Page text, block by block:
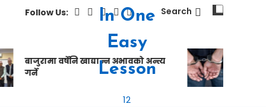
Follow Us: Search
बाजुरामा वर्षेनि खाद्यान्न अभावको अन्त्य
गर्ने
यूके र
हजार ठगी,
In One
Easy
Lesson
12